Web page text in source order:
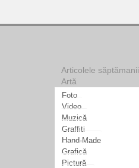
Articolele săptămanii
Artă
Foto
Video
Muzică
Graffiti
Hand-Made
Grafică
Pictură